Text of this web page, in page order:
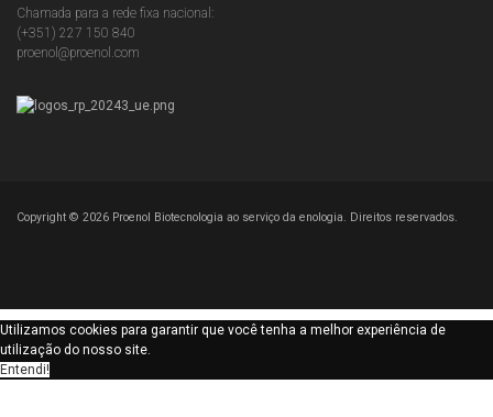
Chamada para a rede fixa nacional:
(+351) 227 150 840
proenol@proenol.com
Copyright © 2026 Proenol Biotecnologia ao serviço da enologia. Direitos reservados.
Utilizamos cookies para garantir que você tenha a melhor experiência de
utilização do nosso site.
Entendi!